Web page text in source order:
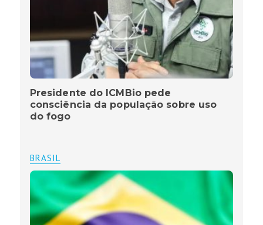
Presidente do ICMBio pede
consciência da população sobre uso
do fogo
BRASIL